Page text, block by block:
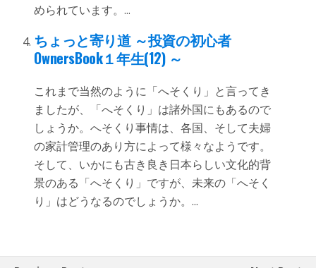
められています。...
ちょっと寄り道 ～投資の初心者
OwnersBook１年生(12) ～
これまで当然のように「へそくり」と言ってき
ましたが、「へそくり」は諸外国にもあるので
しょうか。へそくり事情は、各国、そして夫婦
の家計管理のあり方によって様々なようです。
そして、いかにも古き良き日本らしい文化的背
景のある「へそくり」ですが、未来の「へそく
り」はどうなるのでしょうか。...